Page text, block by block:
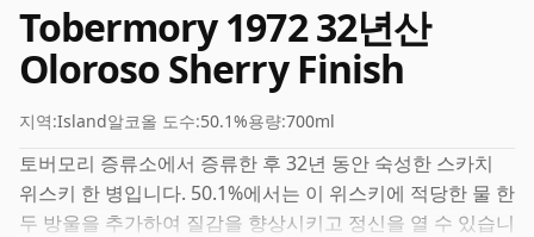
Tobermory 1972 32년산
Oloroso Sherry Finish
지역:Island알코올 도수:50.1%용량:700ml
토버모리 증류소에서 증류한 후 32년 동안 숙성한 스카치
위스키 한 병입니다. 50.1%에서는 이 위스키에 적당한 물 한
두 방울을 추가하여 질감을 향상시키고 정신을 열 수 있습니